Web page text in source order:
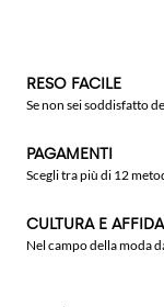
RESO FACILE
Se non sei soddisfatto
PAGAMENTI
Scegli tra più di 12
CULTURA E
Nel campo della moda